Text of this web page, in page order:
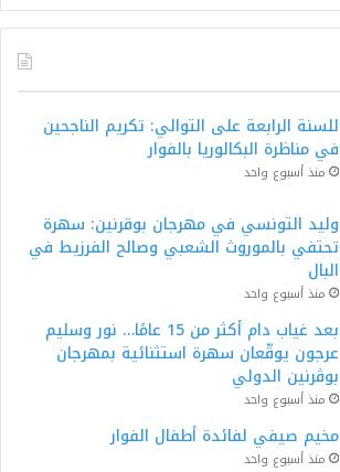
للسنة الرابعة على التوالي: تكريم الناجحين
في مناظرة البكالوريا بالفوار
منذ أسبوع واحد
وليد التونسي في مهرجان بوقرنين: سهرة
تحتفي بالموروث الشعبي وصالح الفرزيط في
البال
منذ أسبوع واحد
بعد غياب دام أكثر من 15 عامًا… نور وسليم
عرجون يوقّعان سهرة استثنائية بمهرجان
بوڨرنين الدولي
منذ أسبوع واحد
مخيم صيفي لفائدة أطفال الفوار
منذ أسبوع واحد